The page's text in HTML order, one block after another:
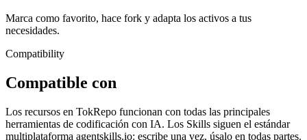
Marca como favorito, hace fork y adapta los activos a tus
necesidades.
Compatibility
Compatible con
Los recursos en TokRepo funcionan con todas las principales
herramientas de codificación con IA. Los Skills siguen el estándar
multiplataforma agentskills.io: escribe una vez, úsalo en todas partes.